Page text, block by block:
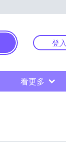
登入
看更多